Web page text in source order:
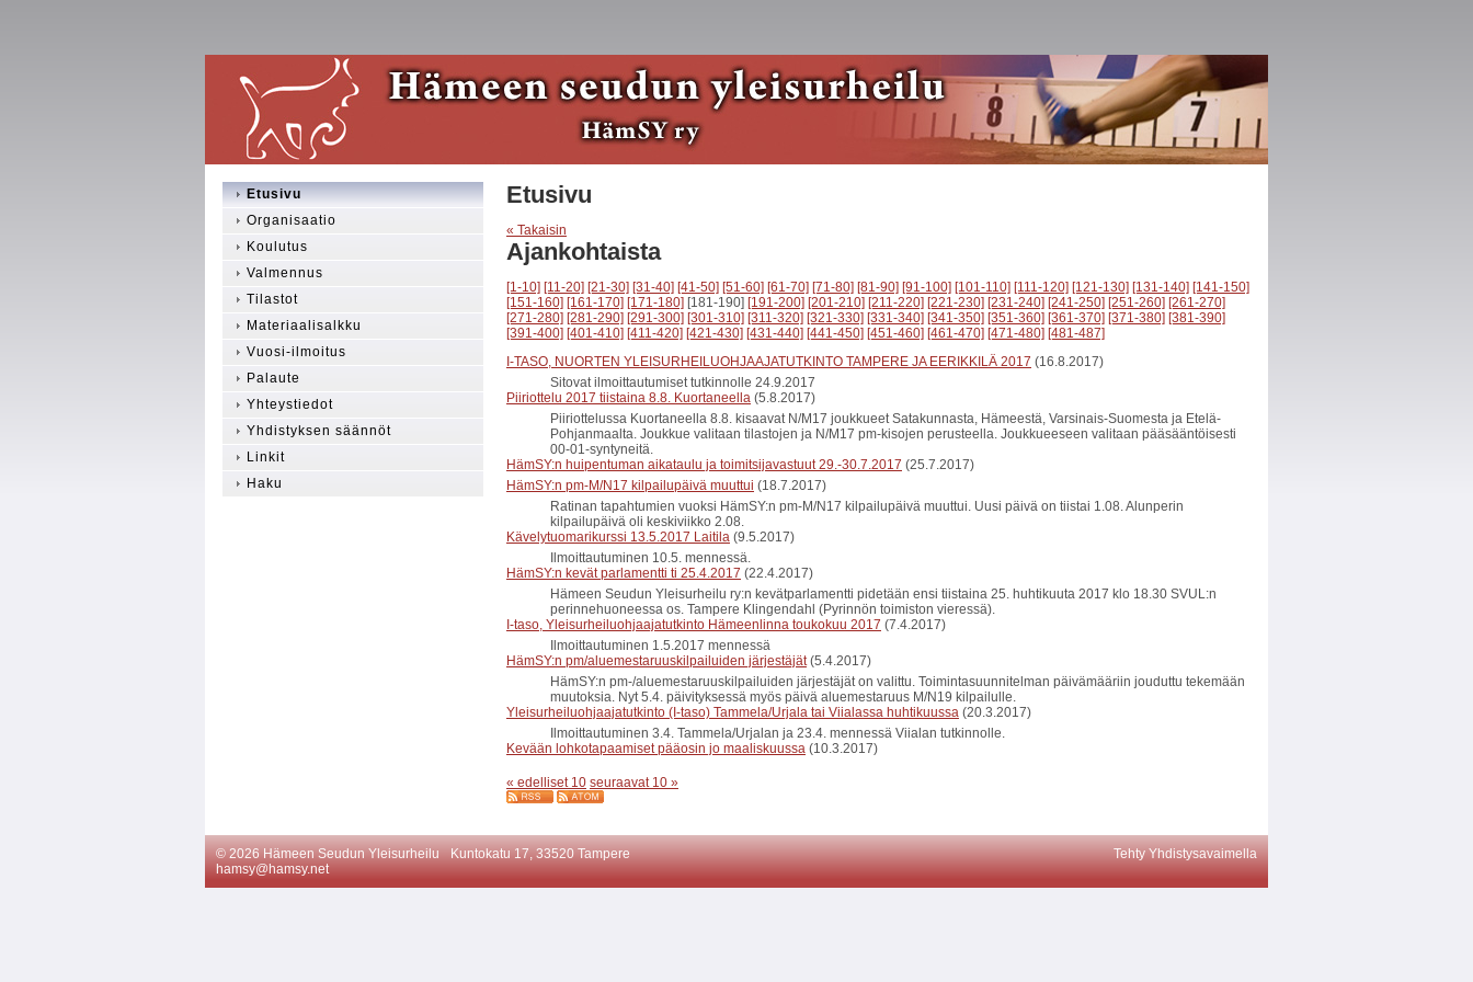
Etusivu
« Takaisin
Ajankohtaista
[1-10] [11-20] [21-30] [31-40] [41-50] [51-60] [61-70] [71-80] [81-90] [91-100] [101-110] [111-120] [121-130] [131-140] [141-150]
[151-160] [161-170] [171-180] [181-190] [191-200] [201-210] [211-220] [221-230] [231-240] [241-250] [251-260] [261-270]
[271-280] [281-290] [291-300] [301-310] [311-320] [321-330] [331-340] [341-350] [351-360] [361-370] [371-380] [381-390]
[391-400] [401-410] [411-420] [421-430] [431-440] [441-450] [451-460] [461-470] [471-480] [481-487]
I-TASO, NUORTEN YLEISURHEILUOHJAAJATUTKINTO TAMPERE JA EERIKKILÄ 2017 (16.8.2017)
Sitovat ilmoittautumiset tutkinnolle 24.9.2017
Piiriottelu 2017 tiistaina 8.8. Kuortaneella (5.8.2017)
Piiriottelussa Kuortaneella 8.8. kisaavat N/M17 joukkueet Satakunnasta, Hämeestä, Varsinais-Suomesta ja Etelä-
Pohjanmaalta. Joukkue valitaan tilastojen ja N/M17 pm-kisojen perusteella. Joukkueeseen valitaan pääsääntöisesti
00-01-syntyneitä.
HämSY:n huipentuman aikataulu ja toimitsijavastuut 29.-30.7.2017 (25.7.2017)
HämSY:n pm-M/N17 kilpailupäivä muuttui (18.7.2017)
Ratinan tapahtumien vuoksi HämSY:n pm-M/N17 kilpailupäivä muuttui. Uusi päivä on tiistai 1.08. Alunperin
kilpailupäivä oli keskiviikko 2.08.
Kävelytuomarikurssi 13.5.2017 Laitila (9.5.2017)
Ilmoittautuminen 10.5. mennessä.
HämSY:n kevät parlamentti ti 25.4.2017 (22.4.2017)
Hämeen Seudun Yleisurheilu ry:n kevätparlamentti pidetään ensi tiistaina 25. huhtikuuta 2017 klo 18.30 SVUL:n
perinnehuoneessa os. Tampere Klingendahl (Pyrinnön toimiston vieressä).
I-taso, Yleisurheiluohjaajatutkinto Hämeenlinna toukokuu 2017 (7.4.2017)
Ilmoittautuminen 1.5.2017 mennessä
HämSY:n pm/aluemestaruuskilpailuiden järjestäjät (5.4.2017)
HämSY:n pm-/aluemestaruuskilpailuiden järjestäjät on valittu. Toimintasuunnitelman päivämääriin jouduttu tekemään
muutoksia. Nyt 5.4. päivityksessä myös päivä aluemestaruus M/N19 kilpailulle.
Yleisurheiluohjaajatutkinto (I-taso) Tammela/Urjala tai Viialassa huhtikuussa (20.3.2017)
Ilmoittautuminen 3.4. Tammela/Urjalan ja 23.4. mennessä Viialan tutkinnolle.
Kevään lohkotapaamiset pääosin jo maaliskuussa (10.3.2017)
« edelliset 10 seuraavat 10 »
Etusivu
Organisaatio
Koulutus
Valmennus
Tilastot
Materiaalisalkku
Vuosi-ilmoitus
Palaute
Yhteystiedot
Yhdistyksen säännöt
Linkit
Haku
Tehty Yhdistysavaimella
©2026 Hämeen Seudun Yleisurheilu
Kuntokatu 17, 33520 Tampere
hamsy@hamsy.net